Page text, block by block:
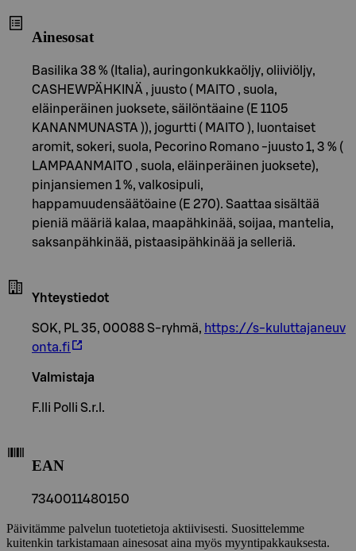
Ainesosat
Basilika 38 % (Italia), auringonkukkaöljy, oliiviöljy,
CASHEWPÄHKINÄ , juusto ( MAITO , suola,
eläinperäinen juoksete, säilöntäaine (E 1105
KANANMUNASTA )), jogurtti ( MAITO ), luontaiset
aromit, sokeri, suola, Pecorino Romano -juusto 1, 3 % (
LAMPAANMAITO , suola, eläinperäinen juoksete),
pinjansiemen 1 %, valkosipuli,
happamuudensäätöaine (E 270). Saattaa sisältää
pieniä määriä kalaa, maapähkinää, soijaa, mantelia,
saksanpähkinää, pistaasipähkinää ja selleriä.
Yhteystiedot
SOK, PL 35, 00088 S-ryhmä, https://s-kuluttajaneuv
onta.fi
Valmistaja
F.lli Polli S.r.l.
EAN
7340011480150
Päivitämme palvelun tuotetietoja aktiivisesti. Suosittelemme
kuitenkin tarkistamaan ainesosat aina myös myyntipakkauksesta.